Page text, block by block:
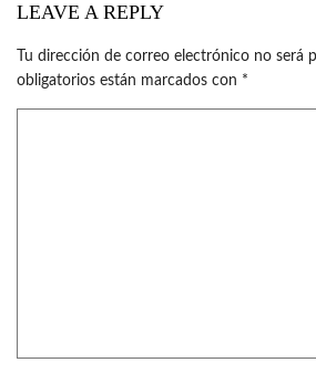
LEAVE A REPLY
Tu dirección de correo electrónico no será
obligatorios están marcados con *